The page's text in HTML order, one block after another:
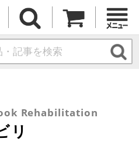
Rehabilitation
リ